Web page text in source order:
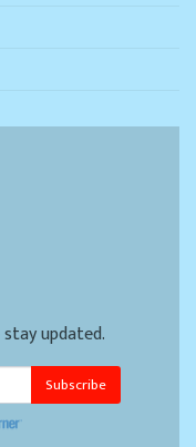
updated.
Subscribe